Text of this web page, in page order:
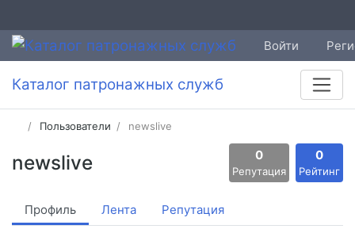
Войти
Каталог патронажных служб
Пользователи newslive
newslive 0
Репутация
0
Рейтинг
Профиль Лента Репутация